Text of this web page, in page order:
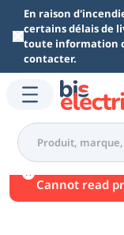
Aller au contenu
En raison
certains délais de
toute information
contacter.
Une
Cannot read